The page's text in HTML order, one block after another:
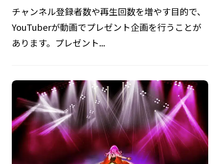
チャンネル登録者数や再生回数を増やす目的で、
YouTuberが動画でプレゼント企画を行うことが
あります。プレゼント...